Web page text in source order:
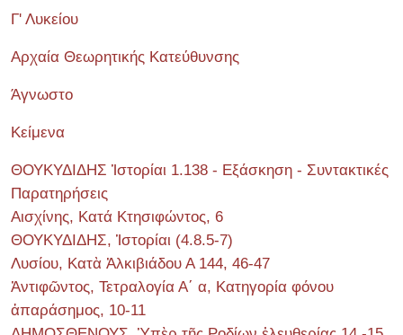
Γ' Λυκείου
Αρχαία Θεωρητικής Κατεύθυνσης
Άγνωστο
Κείμενα
ΘΟΥΚΥΔΙΔΗΣ Ἱστορίαι 1.138 - Εξάσκηση - Συντακτικές
Παρατηρήσεις
Αισχίνης, Κατά Κτησιφώντος, 6
ΘΟΥΚΥΔΙΔΗΣ, Ἱστορίαι (4.8.5-7)
Λυσίου, Κατὰ Ἀλκιβιάδου Α 144, 46-47
Ἀντιφῶντος, Τετραλογία Α΄ α, Κατηγορία φόνου
ἀπαράσημος, 10-11